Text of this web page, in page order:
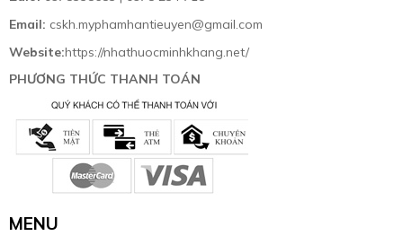
Email: cskh.myphamhantieuyen@gmail.com
Website:https://nhathuocminhkhang.net/
PHƯƠNG THỨC THANH TOÁN
MENU